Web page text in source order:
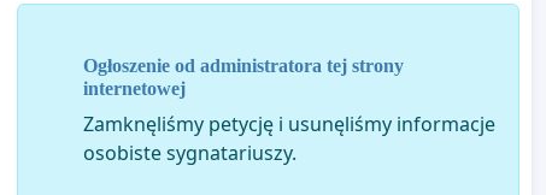
Ogłoszenie od administratora tej strony
internetowej
Zamknęliśmy petycję i usunęliśmy informacje
osobiste sygnatariuszy.